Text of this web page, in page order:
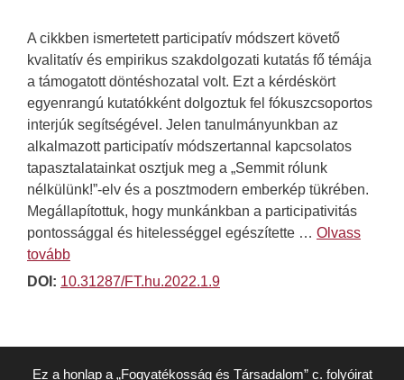
A cikkben ismertetett participatív módszert követő
kvalitatív és empirikus szakdolgozati kutatás fő témája
a támogatott döntéshozatal volt. Ezt a kérdéskört
egyenrangú kutatókként dolgoztuk fel fókuszcsoportos
interjúk segítségével. Jelen tanulmányunkban az
alkalmazott participatív módszertannal kapcsolatos
tapasztalatainkat osztjuk meg a „Semmit rólunk
nélkülünk!”-elv és a posztmodern emberkép tükrében.
Megállapítottuk, hogy munkánkban a participativitás
pontossággal és hitelességgel egészítette … Olvass
tovább
DOI: 10.31287/FT.hu.2022.1.9
Ez a honlap a „Fogyatékosság és Társadalom” c. folyóirat